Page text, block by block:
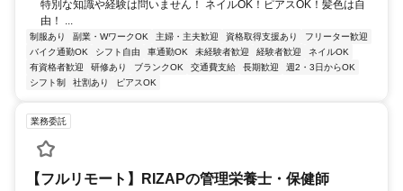
特別な知識や経験は問いません！ ネイルOK！ピアスOK！髪色は自
由！ ...
制服あり 副業・WワークOK 主婦・主夫歓迎 資格取得支援あり
フリーター歓迎
バイク通勤OK
シフト自由 車通勤OK 未経験者歓迎 経験者歓迎
ネイルOK
有資格者歓迎
研修あり ブランクOK 交通費支給 長期歓迎
週2・3日からOK
シフト制
社割あり ピアスOK
業務委託
【フルリモート】RIZAPの管理栄養士・保健師